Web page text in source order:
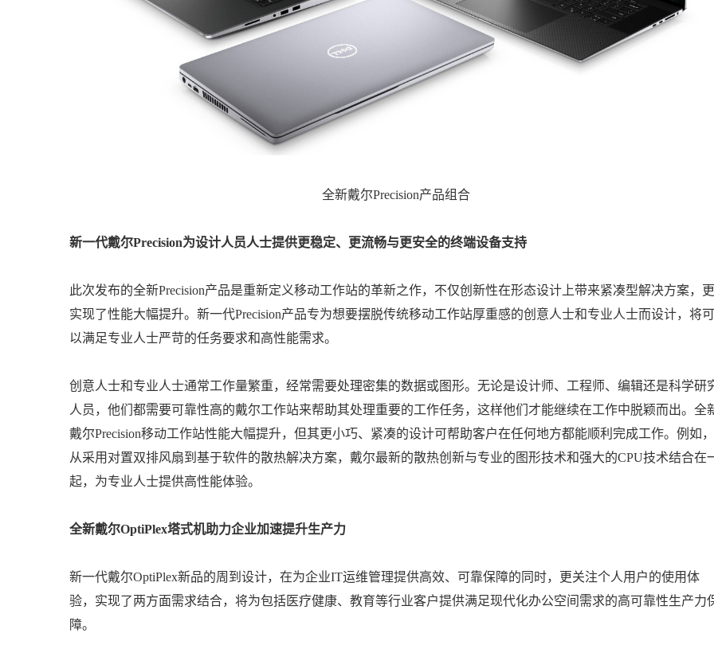
全新戴尔Precision产品组合
新一代戴尔Precision为设计人员人士提供更稳定、更流畅与更安全的终端设备支持
此次发布的全新Precision产品是重新定义移动工作站的革新之作，不仅创新性在形态设计上带来紧凑型解决方案，更
实现了性能大幅提升。新一代Precision产品专为想要摆脱传统移动工作站厚重感的创意人士和专业人士而设计，将可
以满足专业人士严苛的任务要求和高性能需求。
创意人士和专业人士通常工作量繁重，经常需要处理密集的数据或图形。无论是设计师、工程师、编辑还是科学研
人员，他们都需要可靠性高的戴尔工作站来帮助其处理重要的工作任务，这样他们才能继续在工作中脱颖而出。全
戴尔Precision移动工作站性能大幅提升，但其更小巧、紧凑的设计可帮助客户在任何地方都能顺利完成工作。例如，
从采用对置双排风扇到基于软件的散热解决方案，戴尔最新的散热创新与专业的图形技术和强大的CPU技术结合在
起，为专业人士提供高性能体验。
全新戴尔OptiPlex塔式机助力企业加速提升生产力
新一代戴尔OptiPlex新品的周到设计，在为企业IT运维管理提供高效、可靠保障的同时，更关注个人用户的使用体
验，实现了两方面需求结合，将为包括医疗健康、教育等行业客户提供满足现代化办公空间需求的高可靠性生产力
障。